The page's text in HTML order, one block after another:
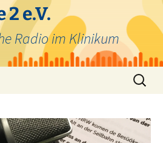
e.V.
Radio im Klinikum
Suchen
nach: